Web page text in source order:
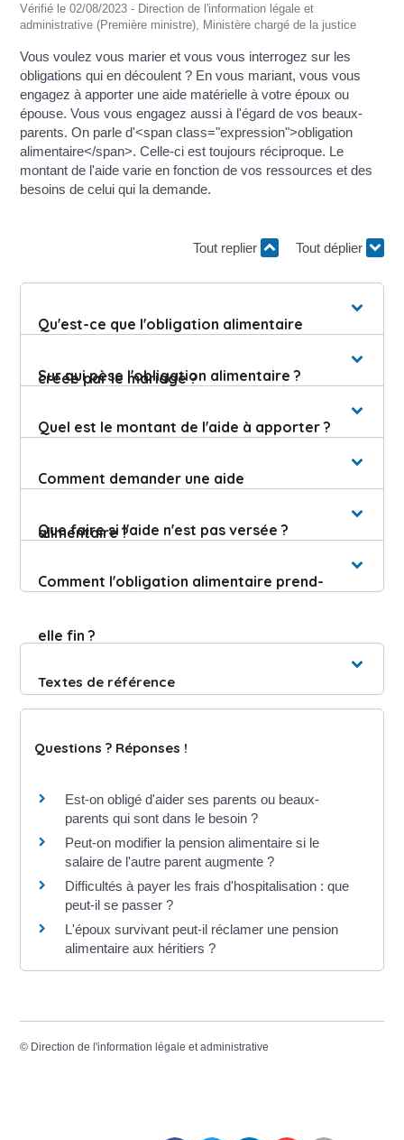
Vérifié le 02/08/2023 - Direction de l'information légale et
administrative (Première ministre), Ministère chargé de la justice
Vous voulez vous marier et vous vous interrogez sur les
obligations qui en découlent ? En vous mariant, vous vous
engagez à apporter une aide matérielle à votre époux ou
épouse. Vous vous engagez aussi à l'égard de vos beaux-
parents. On parle d'<span class="expression">obligation
alimentaire</span>. Celle-ci est toujours réciproque. Le
montant de l'aide varie en fonction de vos ressources et des
besoins de celui qui la demande.
Tout replier Tout déplier
Qu'est-ce que l'obligation alimentaire
créée par le mariage ?
Sur qui pèse l'obligation alimentaire ?
Quel est le montant de l'aide à apporter ?
Comment demander une aide
alimentaire ?
Que faire si l'aide n'est pas versée ?
Comment l'obligation alimentaire prend-
elle fin ?
Textes de référence
Questions ? Réponses !
Est-on obligé d'aider ses parents ou beaux-
parents qui sont dans le besoin ?
Peut-on modifier la pension alimentaire si le
salaire de l'autre parent augmente ?
Difficultés à payer les frais d'hospitalisation : que
peut-il se passer ?
L'époux survivant peut-il réclamer une pension
alimentaire aux héritiers ?
© Direction de l'information légale et administrative